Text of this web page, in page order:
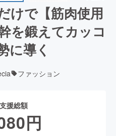
けで【筋肉使用
を鍛えてカッコ
に導く
ファッション
援総額
円